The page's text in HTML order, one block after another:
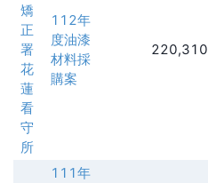
矯
正
署
花
蓮
看
守
所
112年
度油漆
材料採
購案
220,310
111年